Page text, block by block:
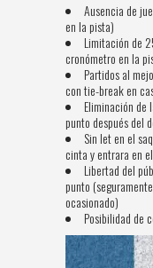
Ausencia de
en la pista)
Limitación de
cronómetro en la
Partidos al
con tie-break en
Eliminación de
punto después del
Sin let en el
cinta y entrara en
Libertad del
punto
ocasionado)
Posibilidad de